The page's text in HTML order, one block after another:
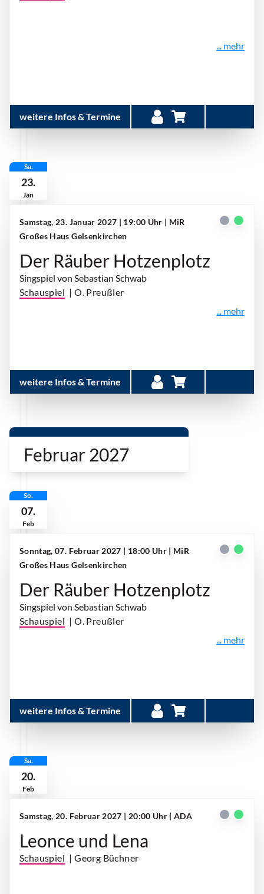
... mehr
weitere Infos & Termine
Sa.
23.
Jan
Samstag, 23. Januar 2027 | 19:00 Uhr | MiR
Großes Haus Gelsenkirchen
Der Räuber Hotzenplotz
Singspiel von Sebastian Schwab
Schauspiel | O. Preußler
... mehr
weitere Infos & Termine
Februar 2027
So.
07.
Feb
Sonntag, 07. Februar 2027 | 18:00 Uhr | MiR
Großes Haus Gelsenkirchen
Der Räuber Hotzenplotz
Singspiel von Sebastian Schwab
Schauspiel | O. Preußler
... mehr
weitere Infos & Termine
Sa.
20.
Feb
Samstag, 20. Februar 2027 | 20:00 Uhr | ADA
Leonce und Lena
Schauspiel | Georg Büchner